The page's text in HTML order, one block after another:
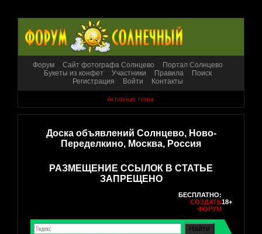
Форум Сайт фотографа Солнцево
Портал Солнцево
Букеты из конфет
Участники Правила
Поиск
Регистрация
Войти Контакты
Активные темы
Доска объявлений Солнцево, Ново-
Переделкино, Москва, Россия
РАЗМЕЩЕНИЕ ССЫЛОК В СТАТЬЕ
ЗАПРЕЩЕНО
БЕСПЛАТНО:
СОЗДАТЬ
ФОРУМ
18+